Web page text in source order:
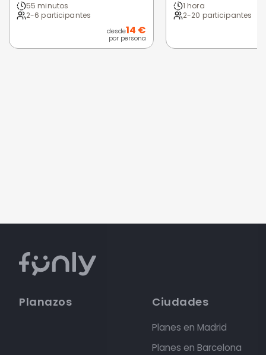
55 minutos
2-6 participantes
desde14 €
por persona
1 hora
2-20 participantes
Planazos Ciudades
Planes en Madrid
Planes en Barcelona